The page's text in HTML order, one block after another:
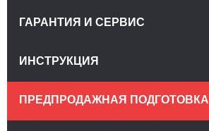
ГАРАНТИЯ И СЕРВИС
ИНСТРУКЦИЯ
ПРЕДПРОДАЖНАЯ ПОДГОТОВКА